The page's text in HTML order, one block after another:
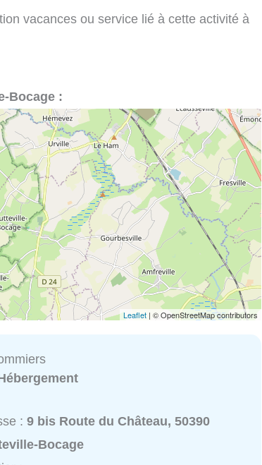
vacances ou service lié à cette activité à
Bocage :
Leaflet | © OpenStreetMap contributors
:9 bis Route du Château, 50390
Bocage